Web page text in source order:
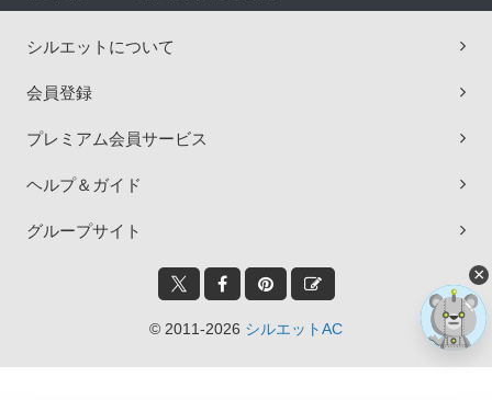
シルエットについて
会員登録
プレミアム会員サービス
ヘルプ＆ガイド
グループサイト
© 2011-2026 シルエットAC
×